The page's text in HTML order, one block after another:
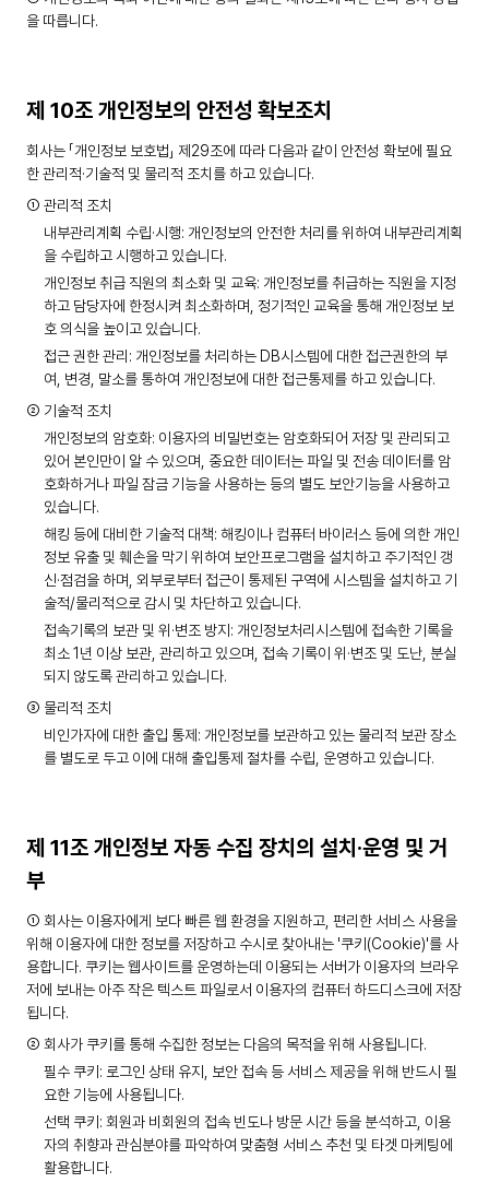
을 따릅니다.
제 10조 개인정보의 안전성 확보조치
회사는 「개인정보 보호법」 제29조에 따라 다음과 같이 안전성 확보에 필요
한 관리적·기술적 및 물리적 조치를 하고 있습니다.
① 관리적 조치
내부관리계획 수립·시행: 개인정보의 안전한 처리를 위하여 내부관리계획
을 수립하고 시행하고 있습니다.
개인정보 취급 직원의 최소화 및 교육: 개인정보를 취급하는 직원을 지정
하고 담당자에 한정시켜 최소화하며, 정기적인 교육을 통해 개인정보 보
호 의식을 높이고 있습니다.
접근 권한 관리: 개인정보를 처리하는 DB시스템에 대한 접근권한의 부
여, 변경, 말소를 통하여 개인정보에 대한 접근통제를 하고 있습니다.
② 기술적 조치
개인정보의 암호화: 이용자의 비밀번호는 암호화되어 저장 및 관리되고
있어 본인만이 알 수 있으며, 중요한 데이터는 파일 및 전송 데이터를 암
호화하거나 파일 잠금 기능을 사용하는 등의 별도 보안기능을 사용하고
있습니다.
해킹 등에 대비한 기술적 대책: 해킹이나 컴퓨터 바이러스 등에 의한 개인
정보 유출 및 훼손을 막기 위하여 보안프로그램을 설치하고 주기적인 갱
신·점검을 하며, 외부로부터 접근이 통제된 구역에 시스템을 설치하고 기
술적/물리적으로 감시 및 차단하고 있습니다.
접속기록의 보관 및 위·변조 방지: 개인정보처리시스템에 접속한 기록을
최소 1년 이상 보관, 관리하고 있으며, 접속 기록이 위·변조 및 도난, 분실
되지 않도록 관리하고 있습니다.
③ 물리적 조치
비인가자에 대한 출입 통제: 개인정보를 보관하고 있는 물리적 보관 장소
를 별도로 두고 이에 대해 출입통제 절차를 수립, 운영하고 있습니다.
제 11조 개인정보 자동 수집 장치의 설치·운영 및 거
부
① 회사는 이용자에게 보다 빠른 웹 환경을 지원하고, 편리한 서비스 사용을
위해 이용자에 대한 정보를 저장하고 수시로 찾아내는 '쿠키(Cookie)'를 사
용합니다. 쿠키는 웹사이트를 운영하는데 이용되는 서버가 이용자의 브라우
저에 보내는 아주 작은 텍스트 파일로서 이용자의 컴퓨터 하드디스크에 저장
됩니다.
② 회사가 쿠키를 통해 수집한 정보는 다음의 목적을 위해 사용됩니다.
필수 쿠키: 로그인 상태 유지, 보안 접속 등 서비스 제공을 위해 반드시 필
요한 기능에 사용됩니다.
선택 쿠키: 회원과 비회원의 접속 빈도나 방문 시간 등을 분석하고, 이용
자의 취향과 관심분야를 파악하여 맞춤형 서비스 추천 및 타겟 마케팅에
활용합니다.